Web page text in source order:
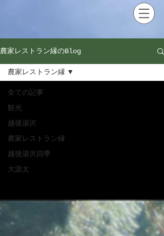
農家レストラン縁のBlog
全ての記事
観光
越後湯沢
農家レストラン縁
越後湯沢四季
大源太
農家レストラン縁